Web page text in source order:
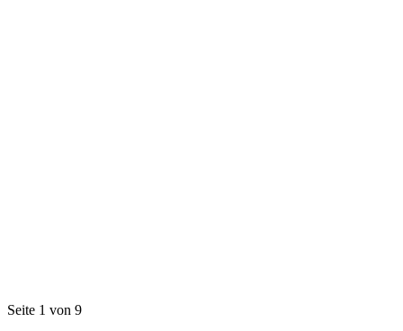
Seite 1 von 9